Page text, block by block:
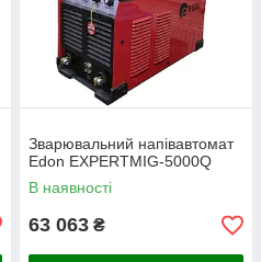
Зварювальний напівавтомат
Edon EXPERTMIG-5000Q
В наявності
63 063 ₴